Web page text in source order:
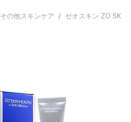
その他スキンケア / ゼオスキン ZO SKIN